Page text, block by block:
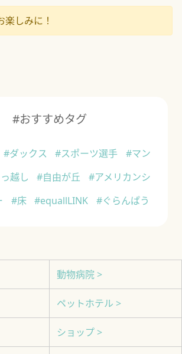
しみに！
#おすすめタグ
#ダックス #スポーツ選手
#マン
越し #自由が丘
#アメリカンシ
#床 #equallLINK #ぐらんぱう
動物病院 >
ペットホテル >
ショップ >